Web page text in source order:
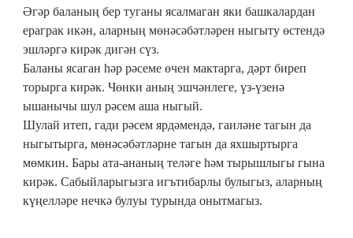
Әгәр баланың бер туганы ясалмаган яки башкалардан
ераграк икән, аларның мөнәсәбәтләрен ныгыту өстендә
эшләргә кирәк дигән сүз.
Баланы ясаган һәр рәсеме өчен мактарга, дәрт биреп
торырга кирәк. Чөнки аның эшчәнлеге, үз-үзенә
ышанычы шул рәсем аша ныгый.
Шулай итеп, гади рәсем ярдәмендә, гаиләне тагын да
ныгытырга, мөнәсәбәтләрне тагын да яхшыртырга
мөмкин. Бары ата-ананың теләге һәм тырышлыгы гына
кирәк. Сабыйларыгызга игътибарлы булыгыз, аларның
күңелләре нечкә булуы турында онытмагыз.